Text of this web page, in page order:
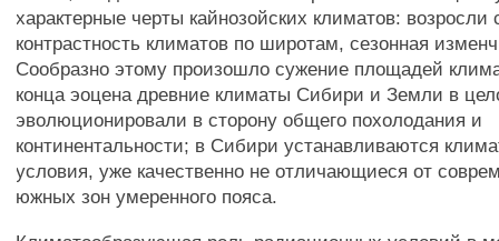
характерные черты кайнозойских климатов: возросли
контрастность климатов по широтам, сезонная
Сообразно этому произошло сужение площадей
конца эоцена древние климаты Сибири и Земли в
эволюционировали в сторону общего похолодания и
континентальности; в Сибири устанавливаются
условия, уже качественно не отличающиеся от
южных зон умеренного пояса.